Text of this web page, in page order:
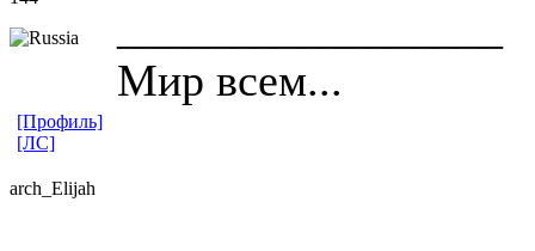
Мир всем...
[Профиль]
[ЛС]
arch_Elijah